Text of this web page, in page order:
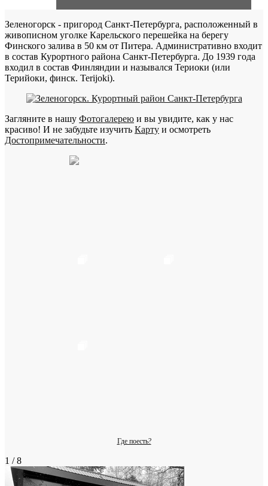
Зеленогорск - пригород Санкт-Петербурга, расположенный в
живописном уголке Карельского перешейка на берегу
Финского залива в 50 км от Питера. Административно входит
в состав Курортного района Санкт-Петербурга. До 1939 года
входил в состав Финляндии и назывался Териоки (или
Терийоки, финск. Terijoki).
Загляните в нашу Фотогалерею и вы увидите, как у нас
красиво! И не забудьте изучить Карту и осмотреть
Достопримечательности.
Где поесть?
1 / 8